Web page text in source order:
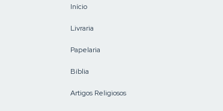
Início
Livraria
Papelaria
Bíblia
Artigos Religiosos